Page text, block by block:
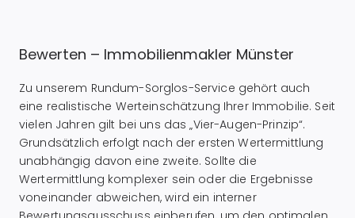
Bewerten – Immobilienmakler Münster
Zu unserem Rundum-Sorglos-Service gehört auch
eine realistische Werteinschätzung Ihrer Immobilie. Seit
vielen Jahren gilt bei uns das „Vier-Augen-Prinzip“.
Grundsätzlich erfolgt nach der ersten Wertermittlung
unabhängig davon eine zweite. Sollte die
Wertermittlung komplexer sein oder die Ergebnisse
voneinander abweichen, wird ein interner